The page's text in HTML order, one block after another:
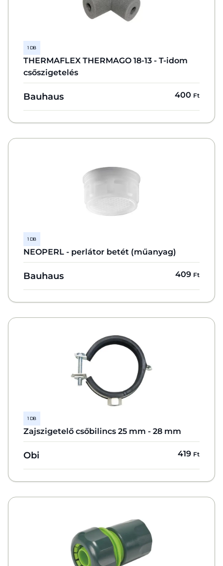
1 DB
THERMAFLEX THERMAGO 18-13 - T-idom
csőszigetelés
Bauhaus 400 Ft
1 DB
NEOPERL - perlátor betét (műanyag)
Bauhaus 409 Ft
1 DB
Zajszigetelő csőbilincs 25 mm - 28 mm
Obi 419 Ft